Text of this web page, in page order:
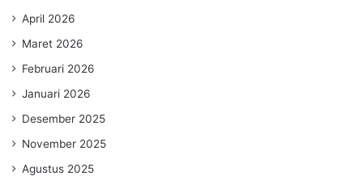
April 2026
Maret 2026
Februari 2026
Januari 2026
Desember 2025
November 2025
Agustus 2025